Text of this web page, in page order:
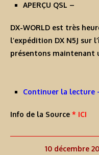
APERÇU QSL –
DX-WORLD est très
l’expédition DX N5J sur
présentons maintenant
Continuer la lecture
Info de la Source * ICI
10 décembre